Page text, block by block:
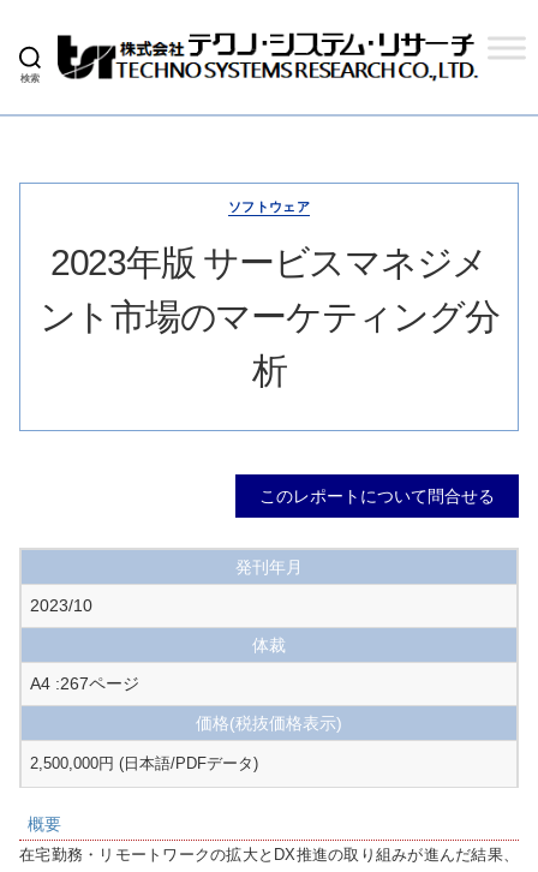
検索
式
テ
ク
ス
ム
サ
ー
ソフトウェア
2023年版 サービスマネジメ
ント市場のマーケティング分
析
このレポートについて問合せる
発刊年月
2023/10
体裁
A4 :267ページ
価格(税抜価格表示)
2,500,000円 (日本語/PDFデータ)
概要
在宅勤務・リモートワークの拡大とDX推進の取り組みが進んだ結果、